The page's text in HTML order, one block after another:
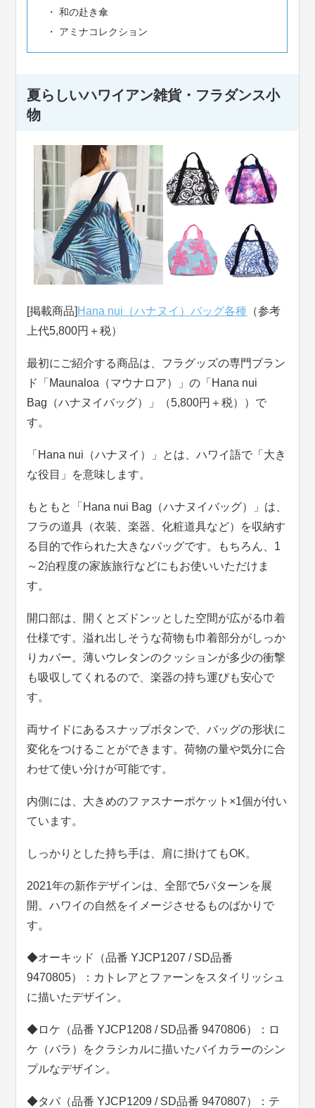
和の赴き傘
アミナコレクション
夏らしいハワイアン雑貨・フラダンス小
物
[掲載商品] Hana nui（ハナヌイ）バッグ各種 （参考
上代5,800円＋税）
最初にご紹介する商品は、フラグッズの専門ブラン
ド「Maunaloa（マウナロア）」の「Hana nui
Bag（ハナヌイバッグ）」（5,800円＋税））で
す。
「Hana nui（ハナヌイ）」とは、ハワイ語で「大き
な役目」を意味します。
もともと「Hana nui Bag（ハナヌイバッグ）」は、
フラの道具（衣装、楽器、化粧道具など）を収納す
る目的で作られた大きなバッグです。もちろん、1
～2泊程度の家族旅行などにもお使いいただけま
す。
開口部は、開くとズドンッとした空間が広がる巾着
仕様です。溢れ出しそうな荷物も巾着部分がしっか
りカバー。薄いウレタンのクッションが多少の衝撃
も吸収してくれるので、楽器の持ち運びも安心で
す。
両サイドにあるスナップボタンで、バッグの形状に
変化をつけることができます。荷物の量や気分に合
わせて使い分けが可能です。
内側には、大きめのファスナーポケット×1個が付い
ています。
しっかりとした持ち手は、肩に掛けてもOK。
2021年の新作デザインは、全部で5パターンを展
開。ハワイの自然をイメージさせるものばかりで
す。
◆オーキッド（品番 YJCP1207 / SD品番
9470805）：カトレアとファーンをスタイリッシュ
に描いたデザイン。
◆ロケ（品番 YJCP1208 / SD品番 9470806）：ロ
ケ（バラ）をクラシカルに描いたバイカラーのシン
プルなデザイン。
◆タパ（品番 YJCP1209 / SD品番 9470807）：テ